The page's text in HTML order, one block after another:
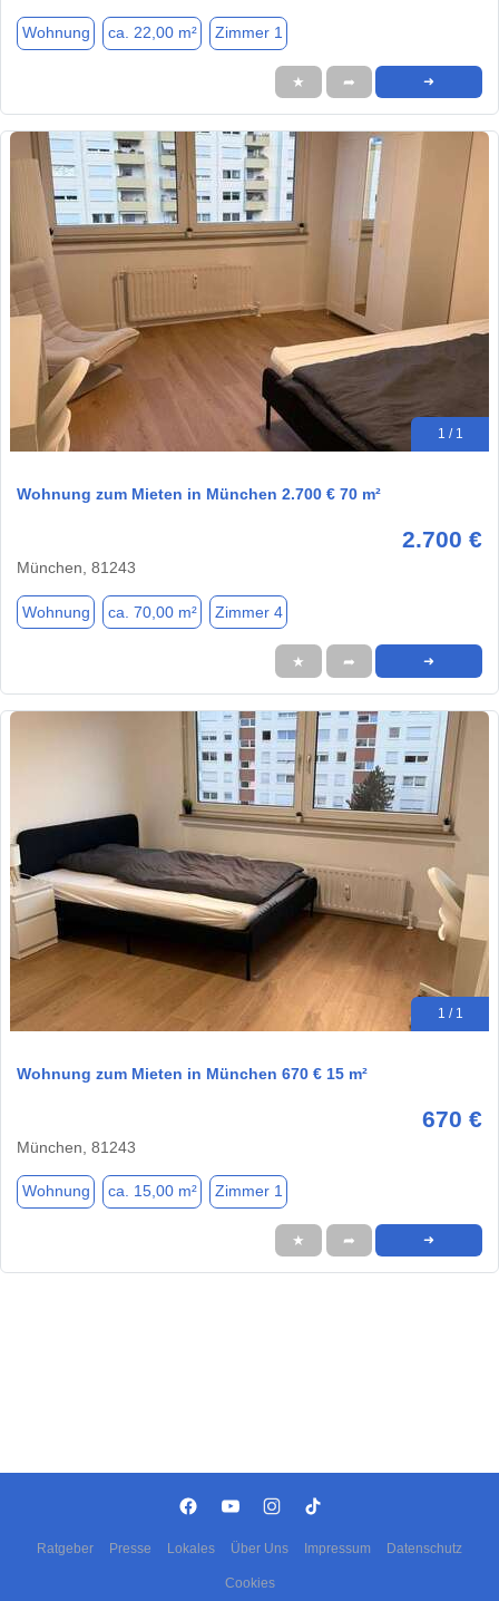
Wohnung ca. 22,00 m² Zimmer 1
★ ➦ ➜
1 / 1
Wohnung zum Mieten in München 2.700 € 70 m²
2.700 €
München, 81243
Wohnung ca. 70,00 m² Zimmer 4
★ ➦ ➜
1 / 1
Wohnung zum Mieten in München 670 € 15 m²
670 €
München, 81243
Wohnung ca. 15,00 m² Zimmer 1
★ ➦ ➜
Ratgeber Presse Lokales Über Uns Impressum Datenschutz
Cookies